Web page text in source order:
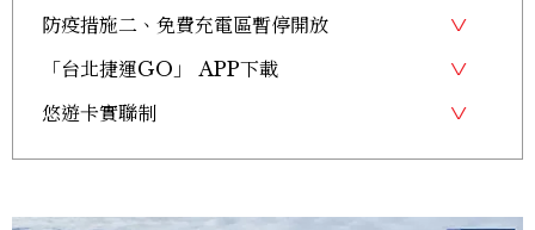
防疫措施二、免費充電區暫停開放
「台北捷運GO」 APP下載
悠遊卡實聯制